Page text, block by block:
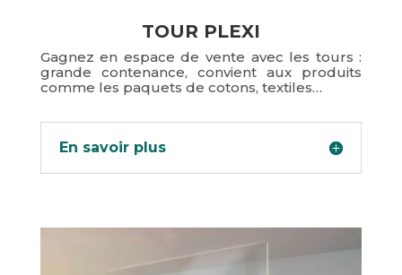
TOUR PLEXI
Gagnez en espace de vente avec les tours :
grande contenance, convient aux produits
comme les paquets de cotons, textiles…
En savoir plus